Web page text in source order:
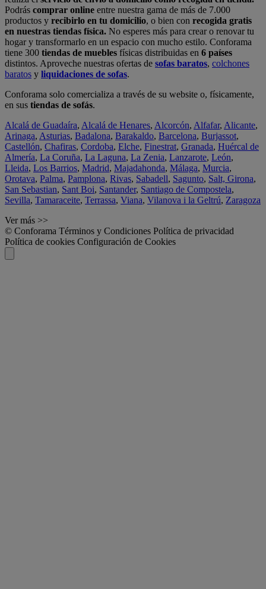
Podrás comprar online entre nuestra gama de más de 7.000
productos y recibirlo en tu domicilio, o bien con recogida gratis
en nuestras tiendas física. No esperes más para crear o renovar tu
hogar y transformarlo en un espacio con mucho estilo. Conforama
tiene 300 tiendas de muebles físicas distribuidas en 6 países
distintos. Aproveche nuestras ofertas de sofas baratos, colchones
baratos y liquidaciones de sofas.
Conforama solo comercializa a través de su website o, físicamente,
en sus tiendas de sofás.
Alcalá de Guadaíra, Alcalá de Henares, Alcorcón, Alfafar, Alicante,
Arinaga, Asturias, Badalona, Barakaldo, Barcelona, Burjassot,
Castellón, Chafiras, Cordoba, Elche, Finestrat, Granada, Huércal de
Almería, La Coruña, La Laguna, La Zenia, Lanzarote, León,
Lleida, Los Barrios, Madrid, Majadahonda, Málaga, Murcia,
Orotava, Palma, Pamplona, Rivas, Sabadell, Sagunto, Salt, Girona,
San Sebastian, Sant Boi, Santander, Santiago de Compostela,
Sevilla, Tamaraceite, Terrassa, Viana, Vilanova i la Geltrú, Zaragoza
Ver más >>
© Conforama Términos y Condiciones Política de privacidad
Política de cookies Configuración de Cookies